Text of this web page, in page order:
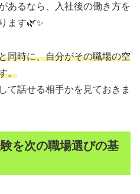
あるなら、入社後の働き方を
ます🌿✨
同時に、自分がその職場の空
。
て話せる相手かを見ておきま
を次の職場選びの基